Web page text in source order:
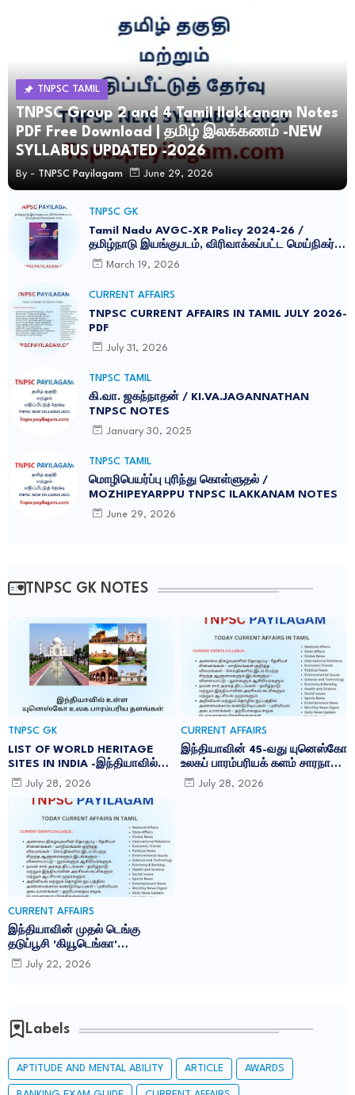
TNPSC TAMIL
TNPSC Group 2 and 4 Tamil Ilakkanam Notes
PDF Free Download | தமிழ் இலக்கணம் -NEW
SYLLABUS UPDATED -2026
By - TNPSC Payilagam June 29, 2026
TNPSC GK
Tamil Nadu AVGC-XR Policy 2024-26 /
தமிழ்நாடு இயங்குபடம், விரிவாக்கப்பட்ட மெய்நிகர்
கொள்கை 2026
March 19, 2026
CURRENT AFFAIRS
TNPSC CURRENT AFFAIRS IN TAMIL JULY 2026-
PDF
July 31, 2026
TNPSC TAMIL
கி.வா. ஜகந்நாதன் / KI.VA.JAGANNATHAN
TNPSC NOTES
January 30, 2025
TNPSC TAMIL
மொழிபெயர்ப்பு புரிந்து கொள்ளுதல் /
MOZHIPEYARPPU TNPSC ILAKKANAM NOTES
June 29, 2026
TNPSC GK NOTES
TNPSC GK
LIST OF WORLD HERITAGE
SITES IN INDIA -இந்தியாவில்
உள்ள 45 யுனெஸ்கோ உலக
பாரம்பரிய தளங்கள்:
July 28, 2026
CURRENT AFFAIRS
இந்தியாவின் 45-வது யுனெஸ்கோ
உலகப் பாரம்பரியக் களம் சாரநாத்:
TNPSC CURRENT AFFAIRS IN
TAMIL JULY 2026
July 28, 2026
CURRENT AFFAIRS
இந்தியாவின் முதல் டெங்கு
தடுப்பூசி 'கியூடெங்கா'
(Qdenga): TNPSC CURRENT
AFFAIRS IN TAMIL JULY 2026
July 22, 2026
Labels
APTITUDE AND MENTAL ABILITY ARTICLE AWARDS